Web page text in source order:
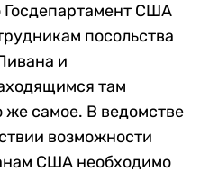
США
посольства
и
там
же самое. В ведомстве
возможности
США необходимо